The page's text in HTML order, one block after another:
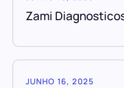
Zami
JUNHO 16, 2025